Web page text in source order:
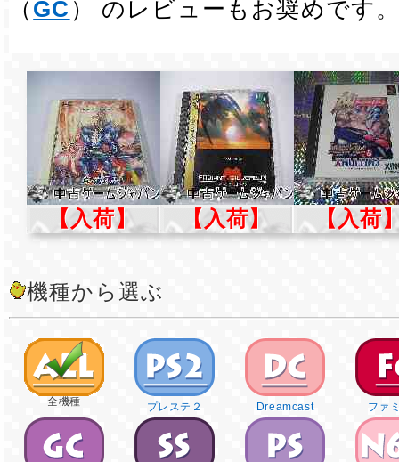
（ GC ） のレビューもお奨めです
【入荷】 【入荷】 【入荷
機種から選ぶ
全機種 プレステ２ Dreamcast ファ